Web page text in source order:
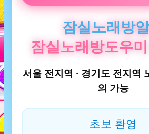
잠실노래방
잠실노래방도우
서울 전지역 · 경기도 전지역
의 가능
초보 환영